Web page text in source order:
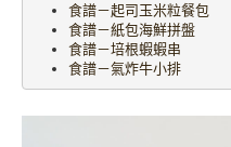
食譜－起司玉米粒餐包
食譜－紙包海鮮拼盤
食譜－培根蝦蝦串
食譜－氣炸牛小排